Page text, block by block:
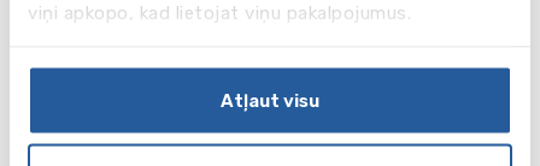
viņi apkopo, kad lietojat viņu pakalpojumus.
Atļaut visu